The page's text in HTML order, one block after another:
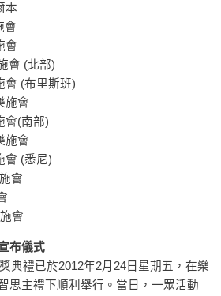
本
會
會
會 (北部)
會 (布里斯班)
施會
會(南部)
施會
會 (悉尼)
會
會
布儀式
典禮已於2012年2月24日星期五，在樂
思主禮下順利舉行。當日，一眾活動